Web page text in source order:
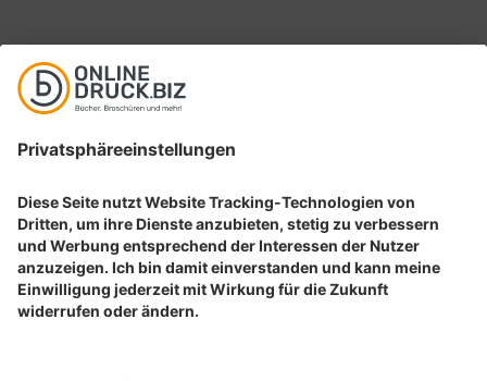
PRODUKTINFORMATIONEN
Alle Druckprodukte in der Übersicht
Broschüren drucken
Flyer drucken
Karten drucken